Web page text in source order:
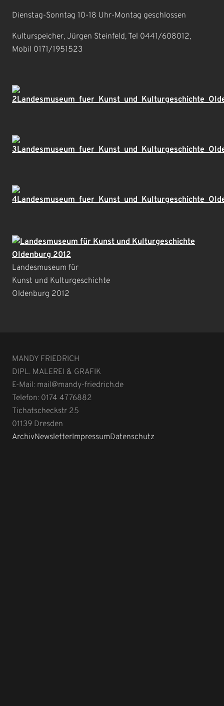
Dienstag-Sonntag 10-18 Uhr-Montag geschlossen
Kulturspeicher, Jürgen Steinfeld, Tel 0441/608012,
Mobil 0171/1951523
Landesmuseum für
Kunst und Kulturgeschichte
Oldenburg 2012
MANDY FRIEDRICH
DIPL. MALEREI & GRAFIK
E-Mail: mail@mandy-friedrich.de
Telefon: 0174 4776882
Tichatscheckstr 25
01139 Dresden
ArchivNewsletterImpressumDatenschutz